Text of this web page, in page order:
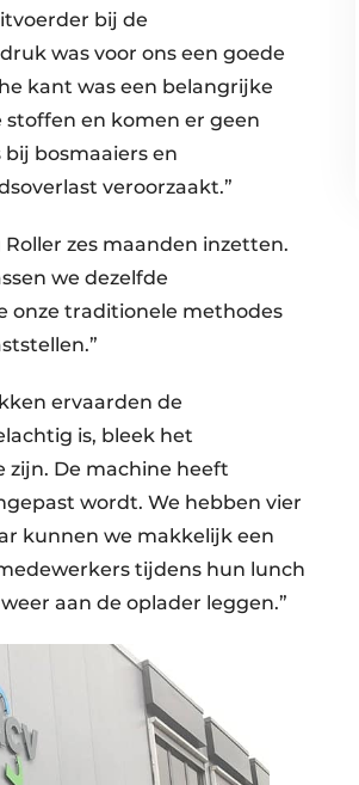
bij de
was voor ons een goede
kant was een belangrijke
en komen er geen
bosmaaiers en
veroorzaakt.”
zes maanden inzetten.
we dezelfde
onze traditionele methodes
ervaarden de
is, bleek het
De machine heeft
wordt. We hebben vier
kunnen we makkelijk een
tijdens hun lunch
aan de oplader leggen.”